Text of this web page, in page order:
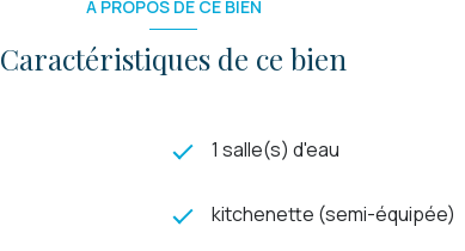
A PROPOS DE CE BIEN
Caractéristiques de ce bien
1 salle(s) d'eau
kitchenette (semi-équipée)